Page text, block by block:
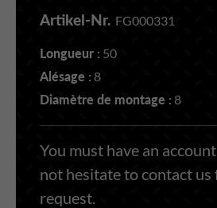
Artikel-Nr. FG000331
Longueur : 50
Alésage : 8
Diamètre de montage : 8
You must have an
not hesitate to contact us
request.